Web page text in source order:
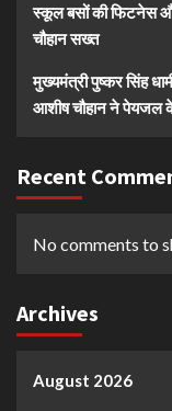
स्कूल बसों की फिटनेस और
चौहान सख्त
मुख्यमंत्री पुष्कर सिंह
आशीष चौहान ने पेयजल
Recent
No comments to
Archives
August 2026